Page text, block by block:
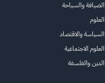
الضيافة والسياحة
العلوم
السياسة والاقتصاد
العلوم الاجتماعية
الدين والفلسفة